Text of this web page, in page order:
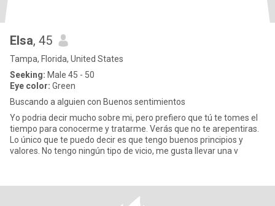
Elsa, 45
Tampa, Florida, United States
Seeking: Male 45 - 50
Eye color: Green
Buscando a alguien con Buenos sentimientos
Yo podria decir mucho sobre mi, pero prefiero que tú te tomes el
tiempo para conocerme y tratarme. Verás que no te arepentiras.
Lo único que te puedo decir es que tengo buenos principios y
valores. No tengo ningún tipo de vicio, me gusta llevar una v